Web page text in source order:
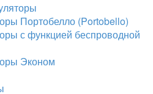
Портобелло (Portobello)
с функцией беспроводной
Эконом